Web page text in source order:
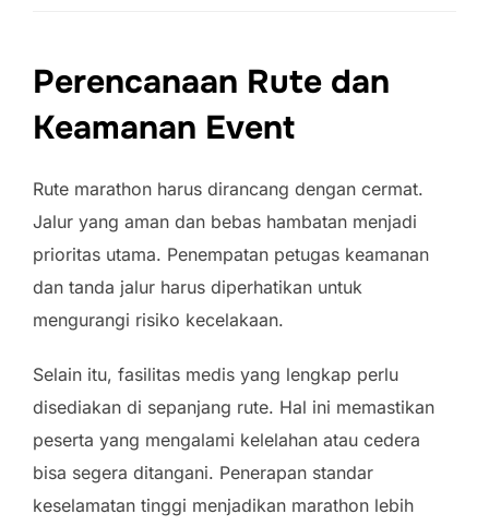
Perencanaan Rute dan
Keamanan Event
Rute marathon harus dirancang dengan cermat.
Jalur yang aman dan bebas hambatan menjadi
prioritas utama. Penempatan petugas keamanan
dan tanda jalur harus diperhatikan untuk
mengurangi risiko kecelakaan.
Selain itu, fasilitas medis yang lengkap perlu
disediakan di sepanjang rute. Hal ini memastikan
peserta yang mengalami kelelahan atau cedera
bisa segera ditangani. Penerapan standar
keselamatan tinggi menjadikan marathon lebih